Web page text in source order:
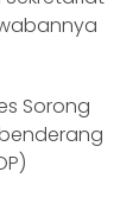
Sorong